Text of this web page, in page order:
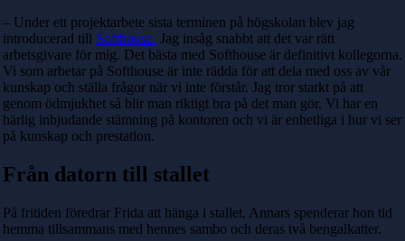
– Under ett projektarbete sista terminen på högskolan blev jag
introducerad till Softhouse. Jag insåg snabbt att det var rätt
arbetsgivare för mig. Det bästa med Softhouse är definitivt kollegorna.
Vi som arbetar på Softhouse är inte rädda för att dela med oss av vår
kunskap och ställa frågor när vi inte förstår. Jag tror starkt på att
genom ödmjukhet så blir man riktigt bra på det man gör. Vi har en
härlig inbjudande stämning på kontoren och vi är enhetliga i hur vi ser
på kunskap och prestation.
Från datorn till stallet
På fritiden föredrar Frida att hänga i stallet. Annars spenderar hon tid
hemma tillsammans med hennes sambo och deras två bengalkatter.